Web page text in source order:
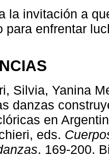
la invitación a
para enfrentar
Silvia, Yanina
danzas
en
eds.
. 169-200.